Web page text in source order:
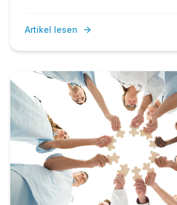
Artikel lesen